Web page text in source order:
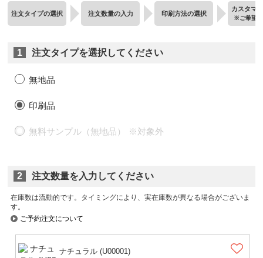
注文タイプの選択 注文数量の入力 印刷方法の選択
カスタマ
※ご希望
1 注文タイプを選択してください
無地品
印刷品
無料サンプル（無地品）
2 注文数量を入力してください
在庫数は流動的です。タイミングにより、実在庫数が異なる場合がございま
す。
ご予約注文について
ナチュラル (U00001)